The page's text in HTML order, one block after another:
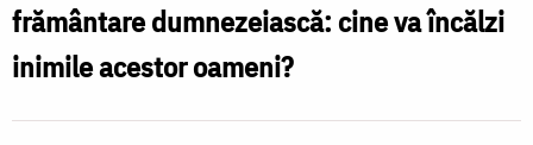
frământare dumnezeiască: cine va încălzi
inimile acestor oameni?